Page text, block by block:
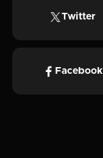
Twitter
Facebook